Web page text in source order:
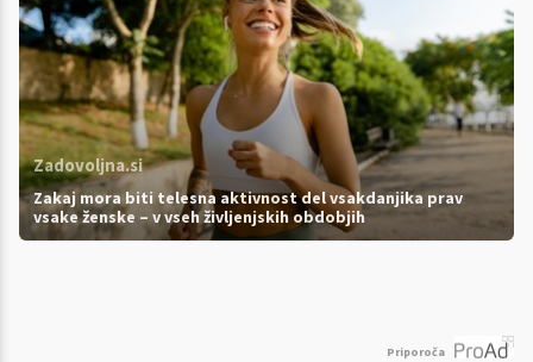
Zadovoljna.si
Zakaj mora biti telesna aktivnost del vsakdanjika prav
vsake ženske – v vseh življenjskih obdobjih
Priporoča